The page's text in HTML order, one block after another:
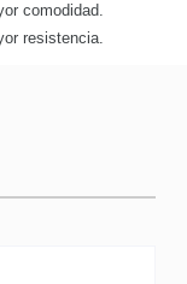
comodidad.
resistencia.